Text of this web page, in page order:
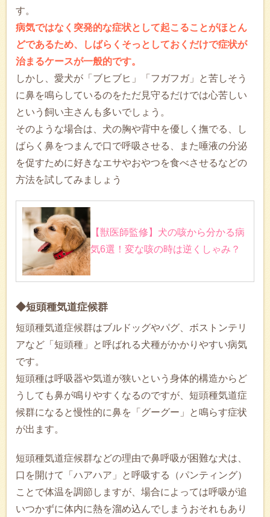
す。
病気ではなく突発的な症状として起こることがほとん
どであるため、しばらくそっとしておくだけで症状が
治まるケースが一般的です。
しかし、愛犬が「ブヒブヒ」「フガフガ」と苦しそう
に鼻を鳴らしているのをただ見守るだけでは心苦しい
という飼い主さんも多いでしょう。
そのような場合は、犬の胸や背中を優しく撫でる、し
ばらく鼻をつまんで口で呼吸させる、また唾液の分泌
を促すために好きなエサやおやつを食べさせるなどの
方法を試してみましょう
【獣医師監修】犬の咳から分かる病
気6選！変な咳の時は逆くしゃみ？
◆短頭種気道症候群
短頭種気道症候群はブルドッグやパグ、ボストンテリ
アなど「短頭種」と呼ばれる犬種がかかりやすい病気
です。
短頭種は呼吸器や気道が狭いという身体的構造からど
うしても鼻が鳴りやすくなるのですが、短頭種気道症
候群になると慢性的に鼻を「グーグー」と鳴らす症状
が出ます。
短頭種気道症候群などの理由で鼻呼吸が困難な犬は、
口を開けて「ハアハア」と呼吸する（パンティング）
ことで体温を調節しますが、場合によっては呼吸が追
いつかずに体内に熱を溜め込んでしまうおそれもあり